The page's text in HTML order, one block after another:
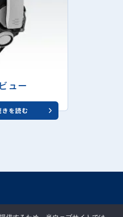
ュー
きを読む